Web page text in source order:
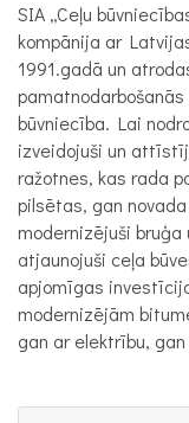
SIA „Ceļu
kompānija ar
1991.gadā un
pamatnodarbošanās
būvniecība. Lai
izveidojuši un
ražotnes, kas rada
pilsētas, gan
modernizējuši
atjaunojuši ceļa
apjomīgas
modernizējām
gan ar elektrību, gan